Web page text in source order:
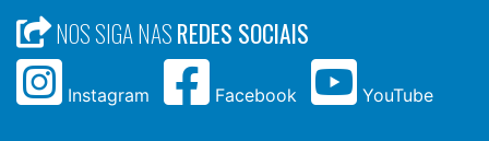
NOS SIGA NASREDES SOCIAIS
Instagram Facebook YouTube